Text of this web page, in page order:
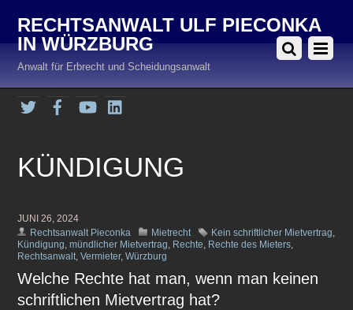
RECHTSANWALT ULF PIECONKA
IN WÜRZBURG
Anwalt für Erbrecht und Scheidungsanwalt
Twitter FacebookYouTube
KÜNDIGUNG
JUNI 26, 2024
Rechtsanwalt Pieconka
Mietrecht Kein schriftlicher Mietvertrag,
Kündigung,mündlicher Mietvertrag, Rechte, Rechte des Mieters,
Rechtsanwalt,Vermieter,Würzburg
Welche Rechte hat man, wenn man keinen
schriftlichen Mietvertrag hat?